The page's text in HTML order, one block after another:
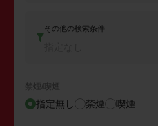
その他の検索条件
禁煙/喫煙
指定無し 禁煙 喫煙